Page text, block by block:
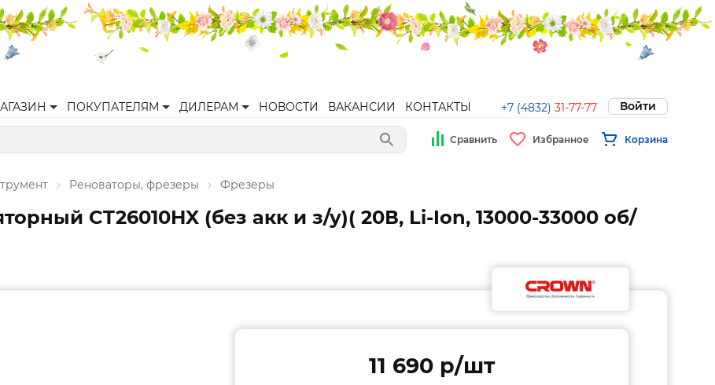
ПОКУПАТЕЛЯМ ДИЛЕРАМ НОВОСТИ ВАКАНСИИ КОНТАКТЫ +7 (4832) 31-77-77 Войти
Сравнить Избранное Корзина
Реноваторы, фрезеры Фрезеры
CT26010HX (без акк и з/у)( 20В, Li-Ion, 13000-33000 об/
11 690 p/шт